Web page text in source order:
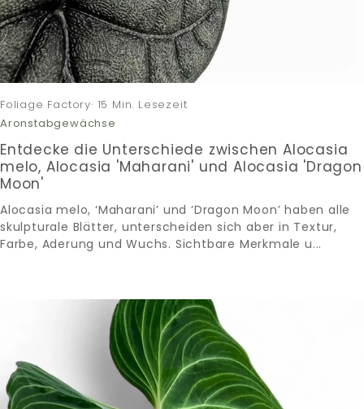
Foliage Factory· 15 Min. Lesezeit
Aronstabgewächse
Entdecke die Unterschiede zwischen Alocasia
melo, Alocasia 'Maharani' und Alocasia 'Dragon
Moon'
Alocasia melo, ‘Maharani’ und ‘Dragon Moon’ haben alle
skulpturale Blätter, unterscheiden sich aber in Textur,
Farbe, Aderung und Wuchs. Sichtbare Merkmale u...